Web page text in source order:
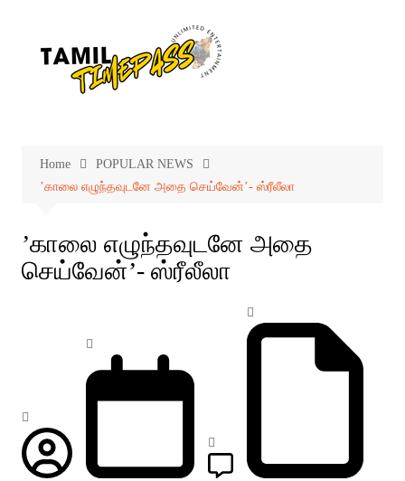
Home
POPULAR NEWS
’காலை எழுந்தவுடனே அதை செய்வேன்’- ஸ்ரீலீலா
’காலை எழுந்தவுடனே அதை
செய்வேன்’- ஸ்ரீலீலா